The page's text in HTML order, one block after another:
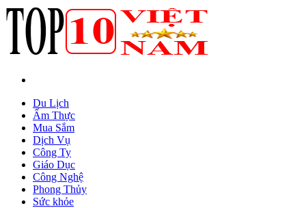
Du Lịch
Ẩm Thực
Mua Sắm
Dịch Vụ
Công Ty
Giáo Dục
Công Nghệ
Phong Thủy
Sức khỏe